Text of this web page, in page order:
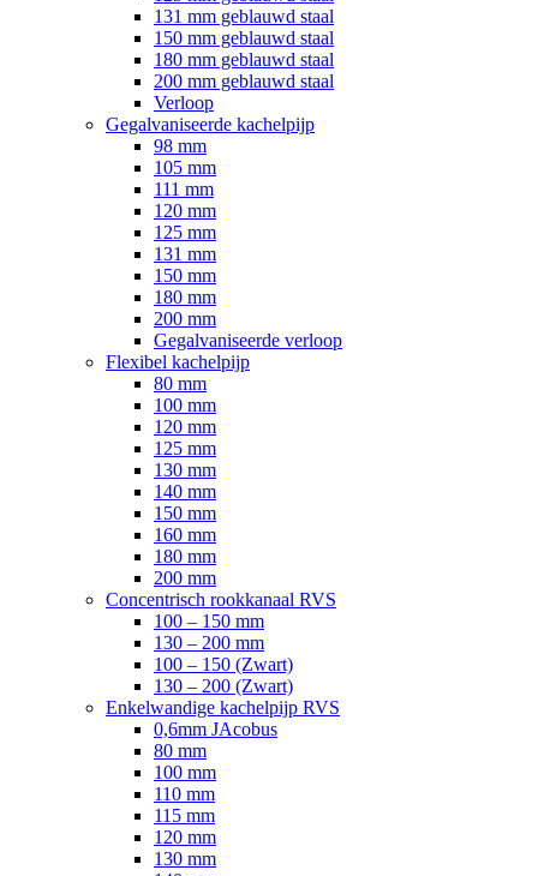
131 mm geblauwd staal
150 mm geblauwd staal
180 mm geblauwd staal
200 mm geblauwd staal
Verloop
Gegalvaniseerde kachelpijp
98 mm
105 mm
111 mm
120 mm
125 mm
131 mm
150 mm
180 mm
200 mm
Gegalvaniseerde verloop
Flexibel kachelpijp
80 mm
100 mm
120 mm
125 mm
130 mm
140 mm
150 mm
160 mm
180 mm
200 mm
Concentrisch rookkanaal RVS
100 – 150 mm
130 – 200 mm
100 – 150 (Zwart)
130 – 200 (Zwart)
Enkelwandige kachelpijp RVS
0,6mm JAcobus
80 mm
100 mm
110 mm
115 mm
120 mm
130 mm